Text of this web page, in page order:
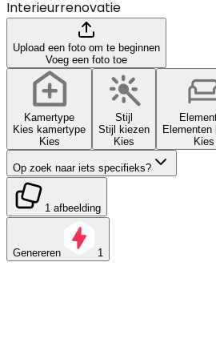
Interieurrenovatie
Upload een foto om te beginnen
Voeg een foto toe
Kamertype
Kies kamertype
Kies
Stijl
Stijl kiezen
Kies
Elementen
Kies
Op zoek naar iets specifieks?
1 afbeelding
Genereren 1